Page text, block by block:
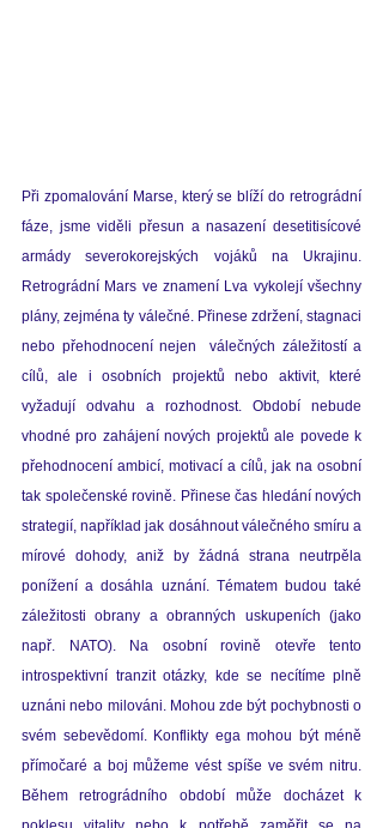
Při zpomalování Marse, který se blíží do retrográdní
fáze, jsme viděli přesun a nasazení desetitisícové
armády severokorejských vojáků na Ukrajinu.
Retrográdní Mars ve znamení Lva vykolejí všechny
plány, zejména ty válečné. Přinese zdržení, stagnaci
nebo přehodnocení nejen  válečných záležitostí a
cílů, ale i osobních projektů nebo aktivit, které
vyžadují odvahu a rozhodnost. Období nebude
vhodné pro zahájení nových projektů ale povede k
přehodnocení ambicí, motivací a cílů, jak na osobní
tak společenské rovině. Přinese čas hledání nových
strategií, například jak dosáhnout válečného smíru a
mírové dohody, aniž by žádná strana neutrpěla
ponížení a dosáhla uznání. Tématem budou také
záležitosti obrany a obranných uskupeních (jako
např.
NATO). Na osobní rovině otevře tento
introspektivní tranzit otázky, kde se necítíme plně
uznáni nebo milováni. Mohou zde být pochybnosti o
svém sebevědomí. Konflikty ega mohou být méně
přímočaré a boj můžeme vést spíše ve svém nitru.
Během retrográdního období může docházet k